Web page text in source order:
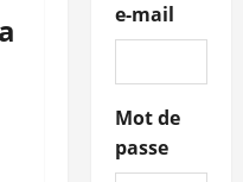
e-mail
Mot de
passe